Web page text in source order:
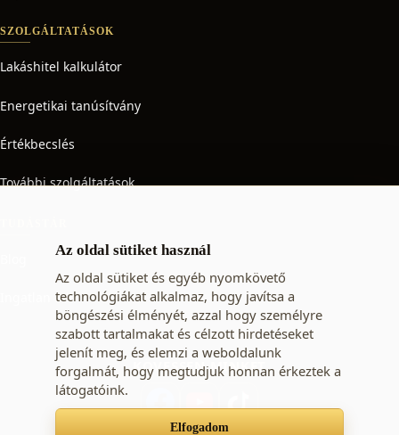
Az oldal sütiket használ
Az oldal sütiket és egyéb nyomkövető
technológiákat alkalmaz, hogy javítsa a
böngészési élményét, azzal hogy személyre
szabott tartalmakat és célzott hirdetéseket
jelenít meg, és elemzi a weboldalunk
forgalmát, hogy megtudjuk honnan érkeztek a
látogatóink.
Elfogadom
SZOLGÁLTATÁSOK
Lakáshitel kalkulátor
Energetikai tanúsítvány
Értékbecslés
További szolgáltatások
Ingatlan adó
KÖVESSEN MINKET